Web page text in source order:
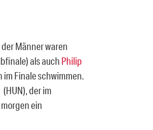
Männer waren
als auch Philip
Finale schwimmen.
(HUN), der im
ein